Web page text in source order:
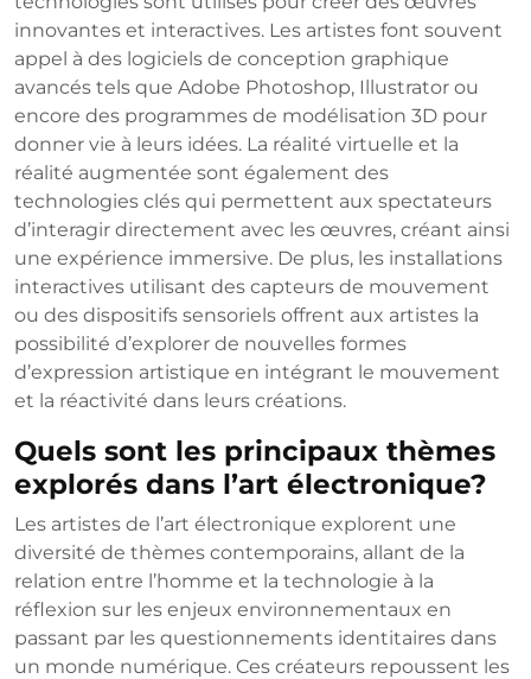
innovantes et interactives. Les artistes font souvent
appel à des logiciels de conception graphique
avancés tels que Adobe Photoshop, Illustrator ou
encore des programmes de modélisation 3D pour
donner vie à leurs idées. La réalité virtuelle et la
réalité augmentée sont également des
technologies clés qui permettent aux spectateurs
d’interagir directement avec les œuvres, créant ainsi
une expérience immersive. De plus, les installations
interactives utilisant des capteurs de mouvement
ou des dispositifs sensoriels offrent aux artistes la
possibilité d’explorer de nouvelles formes
d’expression artistique en intégrant le mouvement
et la réactivité dans leurs créations.
Quels sont les principaux thèmes
explorés dans l’art électronique?
Les artistes de l’art électronique explorent une
diversité de thèmes contemporains, allant de la
relation entre l’homme et la technologie à la
réflexion sur les enjeux environnementaux en
passant par les questionnements identitaires dans
un monde numérique. Ces créateurs repoussent les